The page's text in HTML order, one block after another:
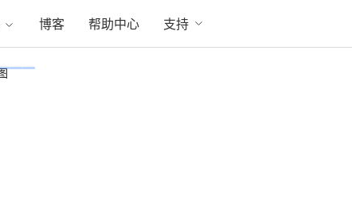
博客 帮助中心 支持